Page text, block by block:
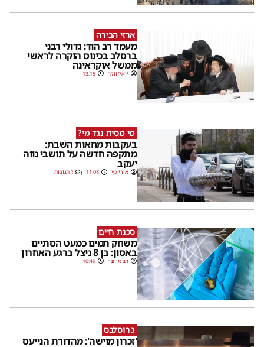
ארזי הבירה
מעמד רב הוד: גדולי רבני
ברסלב בכינוס הוקרה לראשי
ממשל אוקראינה
יואל וולך 13:15
מי מסית נגד מי?
בעקבות מחאות השבת:
מתקפה חדשה על תושבי נווה
יעקב
אורי כץ 11:08 1 תגובות
סכנת חיים
משחק תמים כמעט הסתיים
באסון: בן 8 ניצל ברגע האחרון
דב אייזנר 10:49
ג'רוסלבס
'זכרון מוישה': מהדורת הנייעס